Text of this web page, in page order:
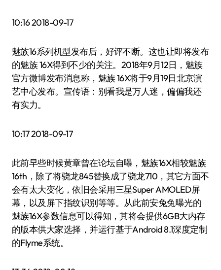
10:16 2018-09-17
魅族16系列机型发布后，好评不断。这也让即将发布
的魅族 16X得到不少的关注。2018年9月12日，魅族
官方微博发布消息称，魅族 16X将于9月19日北京演
艺中心发布。宣传语：别看我是万人迷，偏偏我还
有实力。
10:17 2018-09-17
此前早些时候黄章曾在论坛自曝，魅族16X相较魅族
16th，除了将骁龙845替换成了骁龙710，其它方面不
会有太大变化，依旧会采用三星Super AMOLED屏
幕，以及屏下指纹识别等等。从此前安兔兔曝光的
魅族16X参数信息可以得知，其将会提供6GB大内存
的版本供大家选择，并运行基于Android 8.1深度定制
的Flyme系统。